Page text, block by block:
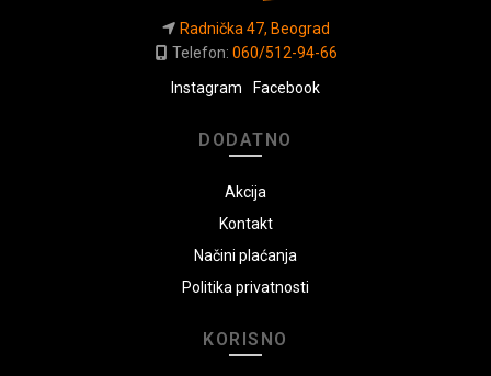
Radnička 47, Beograd
Telefon: 060/512-94-66
Instagram
Facebook
DODATNO
Akcija
Kontakt
Načini plaćanja
Politika privatnosti
KORISNO